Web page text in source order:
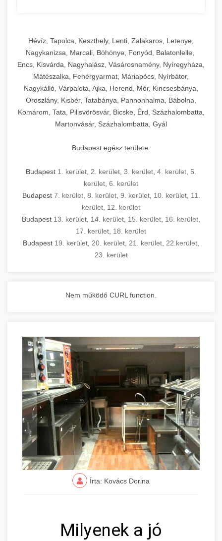
Hévíz, Tapolca, Keszthely, Lenti, Zalakaros, Letenye,
Nagykanizsa, Marcali, Böhönye, Fonyód, Balatonlelle,
Encs, Kisvárda, Nagyhalász, Vásárosnamény, Nyíregyháza,
Mátészalka, Fehérgyarmat, Máriapócs, Nyírbátor,
Nagykálló, Várpalota, Ajka, Herend, Mór, Kincsesbánya,
Oroszlány, Kisbér, Tatabánya, Pannonhalma, Bábolna,
Komárom, Tata, Pilisvörösvár, Bicske, Érd, Százhalombatta,
Martonvásár, Százhalombatta, Gyál
Budapest egész területe:
Budapest 1. kerület 2. kerület 3. kerület 4. kerület 5.
kerület 6. kerület
Budapest 7. kerület, 8. kerület, 9. kerület, 10. kerület, 11.
kerület 12. kerület
Budapest 13. kerület 14. kerület 15. kerület 16. kerület
17. kerület 18. kerület
Budapest 19. kerület 20. kerület 21. kerület 22.kerület
23. kerület
Nem működő CURL function.
Írta: Kovács Dorina
Milyenek a jó